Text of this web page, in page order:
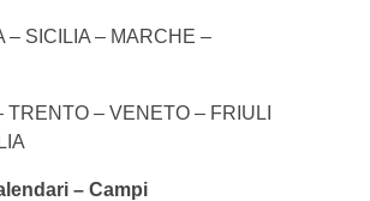
– SICILIA – MARCHE –
TRENTO – VENETO – FRIULI
– Campi